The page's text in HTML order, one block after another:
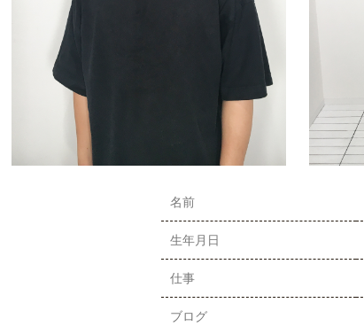
名前
生年月日
仕事
ブログ